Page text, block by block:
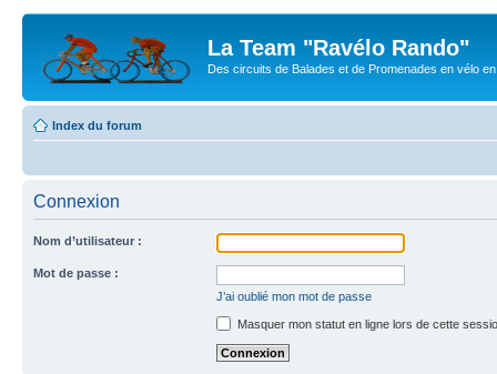
La Team "Ravélo Rando"
Des circuits de Balades et de Promenades en vélo
Index du forum
Connexion
Nom d’utilisateur :
Mot de passe :
J’ai oublié mon mot de passe
Masquer mon statut en ligne lors de cette